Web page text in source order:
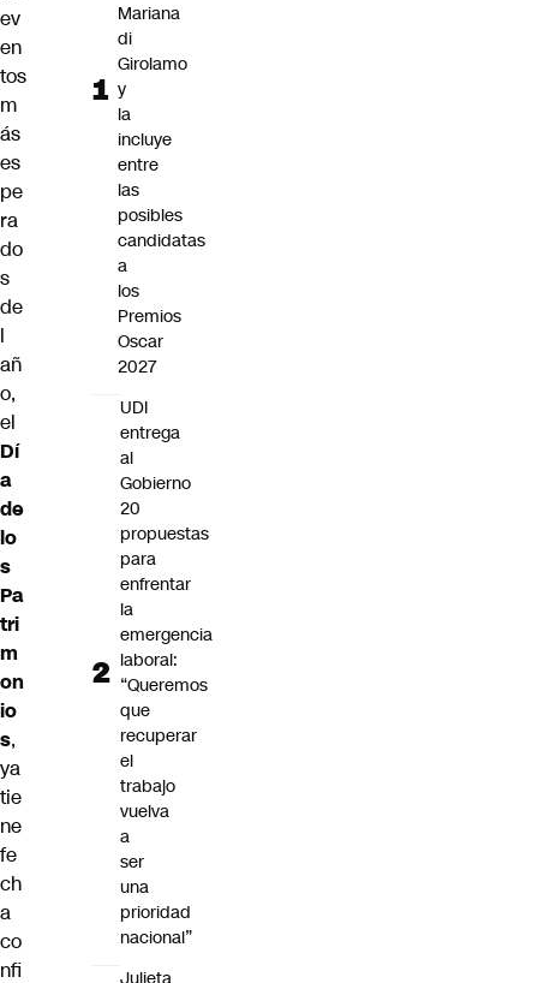
ev
en
tos
m
ás
es
pe
ra
do
s
de
l
añ
o,
el
Dí
a
de
lo
s
Pa
tri
m
on
io
s,
ya
tie
ne
fe
ch
a
co
nfi
Mariana
di
Girolamo
y
la
incluye
entre
las
posibles
candidatas
a
los
Premios
Oscar
2027
UDI
entrega
al
Gobierno
20
propuestas
para
enfrentar
la
emergencia
laboral:
“Queremos
que
recuperar
el
trabajo
vuelva
a
ser
una
prioridad
nacional”
Julieta